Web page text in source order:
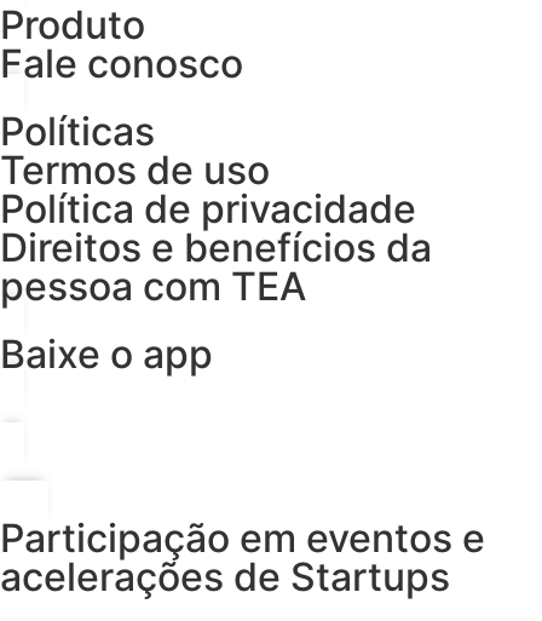
Produto
Fale conosco
Políticas
Termos de uso
Política de privacidade
Direitos e benefícios da
pessoa com TEA
Baixe o app
Participação em eventos e
acelerações de Startups